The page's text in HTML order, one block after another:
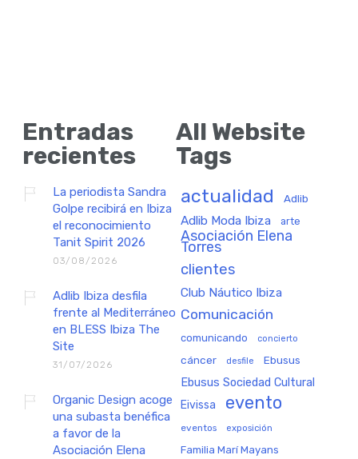
Entradas
recientes
La periodista Sandra
Golpe recibirá en Ibiza
el reconocimiento
Tanit Spirit 2026
03/08/2026
Adlib Ibiza desfila
frente al Mediterráneo
en BLESS Ibiza The
Site
31/07/2026
Organic Design acoge
una subasta benéfica
a favor de la
Asociación Elena
All Website
Tags
actualidad Adlib
Adlib Moda Ibiza arte
Asociación Elena
Torres
clientes
Club Náutico Ibiza
Comunicación
comunicando concierto
cáncer desfile Ebusus
Ebusus Sociedad Cultural
Eivissa evento
eventos exposición
Familia Marí Mayans